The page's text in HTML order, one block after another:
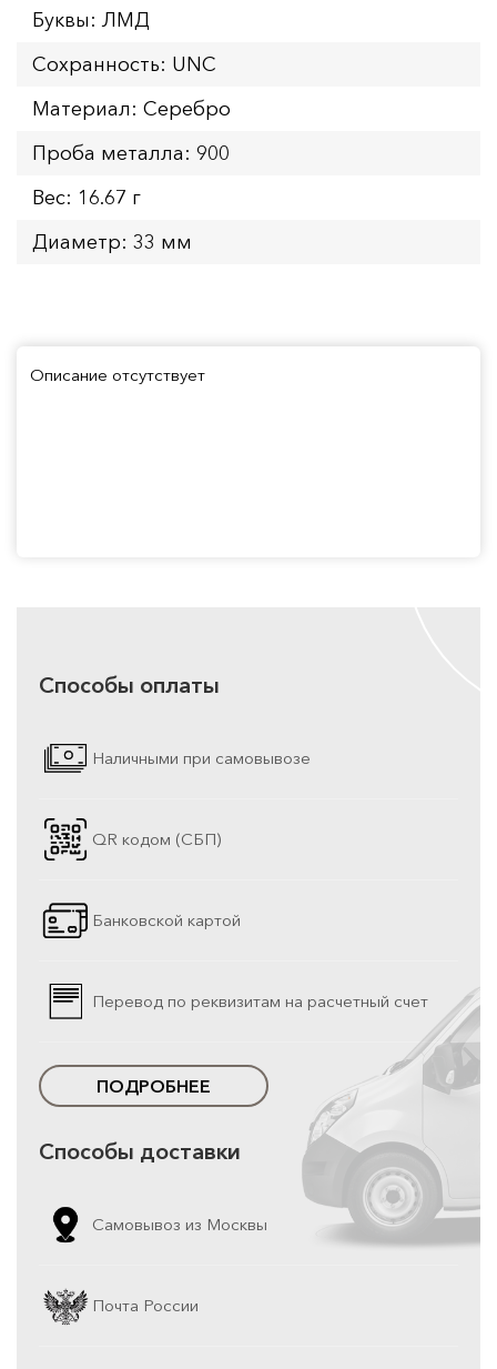
Буквы: ЛМД
Сохранность: UNC
Материал: Серебро
Проба металла: 900
Вес: 16.67 г
Диаметр: 33 мм
Описание отсутствует
Способы оплаты
Наличными при самовывозе
QR кодом (СБП)
Банковской картой
Перевод по реквизитам на расчетный счет
ПОДРОБНЕЕ
Способы доставки
Самовывоз из Москвы
Почта России